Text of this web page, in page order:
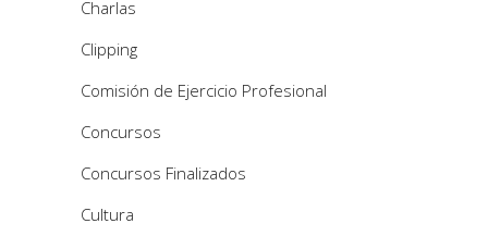
Charlas
Clipping
Comisión de Ejercicio Profesional
Concursos
Concursos Finalizados
Cultura